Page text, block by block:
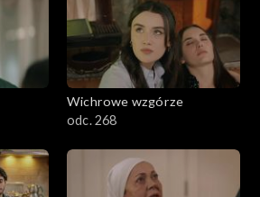
Wichrowe wzgórze
odc. 268